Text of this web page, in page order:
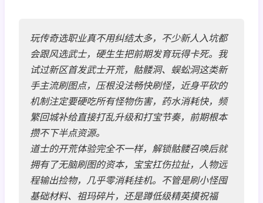
玩传奇选职业真不用纠结太多，不少新人入坑都
会跟风选武士，硬生生把前期发育玩得卡死。我
试过新区首发武士开荒，骷髅洞、蜈蚣洞这类新
手主流刷图点，压根没法畅快刷怪，近身平砍的
机制注定要硬吃所有怪物伤害，药水消耗快，频
繁回城补给直接打乱升级和打宝节奏，前期根本
攒不下半点资源。
道士的开荒体验完全不一样，解锁骷髅召唤后就
拥有了无脑刷图的资本，宝宝扛伤拉扯，人物远
程输出捡物，几乎零消耗挂机。不管是刷小怪囤
基础材料、祖玛碎片，还是蹲低级精英摸祝福